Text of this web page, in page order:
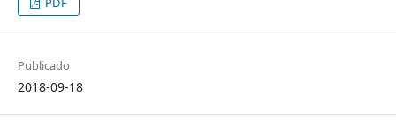
Publicado
2018-09-18